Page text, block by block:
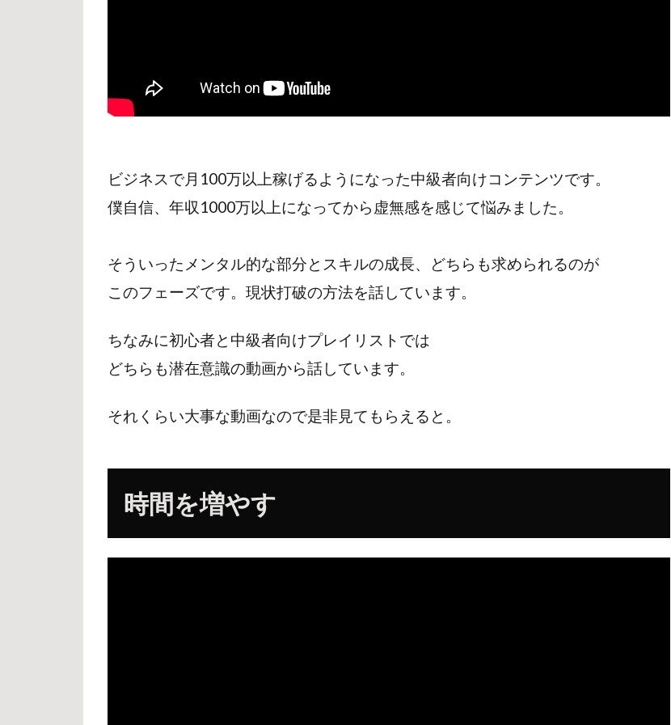
ビジネスで月100万以上稼げるようになった中級者向けコンテンツです。
僕自信、年収1000万以上になってから虚無感を感じて悩みました。
そういったメンタル的な部分とスキルの成長、どちらも求められるのが
このフェーズです。現状打破の方法を話しています。
ちなみに初心者と中級者向けプレイリストでは
どちらも潜在意識の動画から話しています。
それくらい大事な動画なので是非見てもらえると。
時間を増やす